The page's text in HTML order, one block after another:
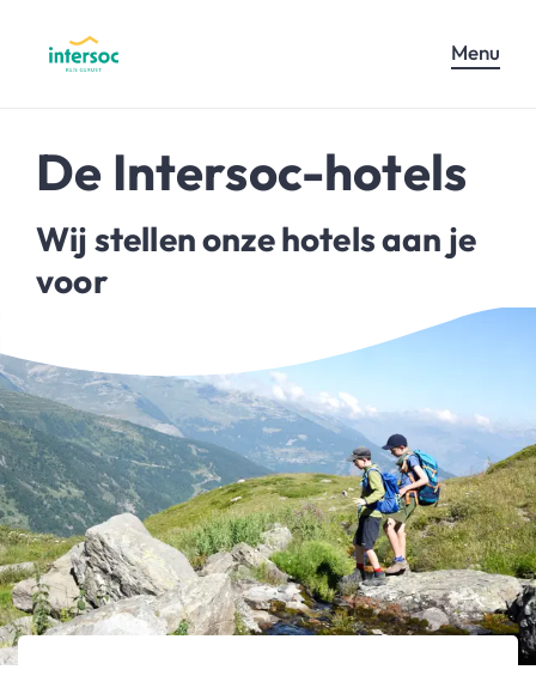
Menu
De Intersoc-hotels
Wij stellen onze hotels aan je
voor